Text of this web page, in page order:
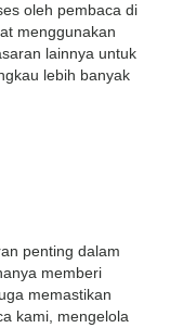
oleh pembaca di
menggunakan
lainnya untuk
lebih banyak
penting dalam
memberi
memastikan
kami, mengelola